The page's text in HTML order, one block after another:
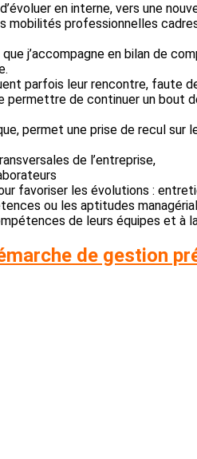
en interne, vers une
mobilités professionnelles
j’accompagne en bilan de
parfois leur rencontre, faute
permettre de continuer un
permet une prise de recul
de l’entreprise,
favoriser les évolutions :
ou les aptitudes
de leurs équipes et à
de gestion